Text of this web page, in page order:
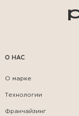
О НАС
О марке
Технологии
Франчайзинг